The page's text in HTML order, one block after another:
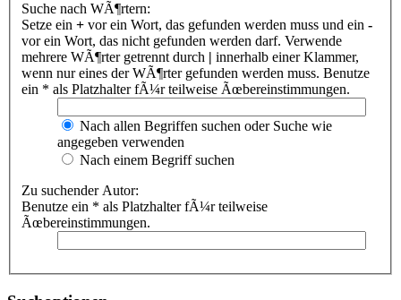
Suche nach WÃ¶rtern:
Setze ein + vor ein Wort, das gefunden werden muss und ein -
vor ein Wort, das nicht gefunden werden darf. Verwende
mehrere WÃ¶rter getrennt durch | innerhalb einer Klammer,
wenn nur eines der WÃ¶rter gefunden werden muss. Benutze
ein * als Platzhalter fÃ¼r teilweise Ãœbereinstimmungen.
Nach allen Begriffen suchen oder Suche wie
angegeben verwenden
Nach einem Begriff suchen
Zu suchender Autor:
Benutze ein * als Platzhalter fÃ¼r teilweise
Ãœbereinstimmungen.